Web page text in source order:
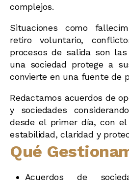
complejos.
Situaciones como
retiro voluntario,
procesos de salida son
una sociedad protege a
convierte en una fuente de
Redactamos acuerdos de
y sociedades
desde el primer día, con
estabilidad, claridad y
Qué
Acuerdos de